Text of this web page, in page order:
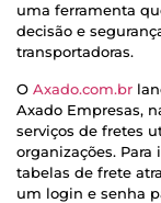
uma ferramenta
decisão e
transportadoras.
O Axado.com.br
Axado Empresas,
serviços de fretes
organizações. Para
tabelas de frete
um login e senha